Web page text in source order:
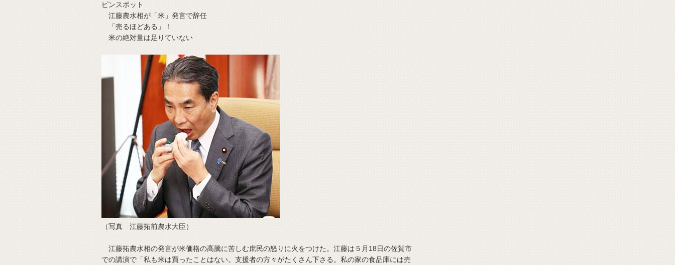
ピンスポット
江藤農水相が「米」発言で辞任
「売るほどある」！
米の絶対量は足りていない
（写真 江藤拓前農水大臣）
江藤拓農水相の発言が米価格の高騰に苦しむ庶民の怒りに火をつけた。江藤は５月18日の佐賀市
での講演で「私も米は買ったことはない。支援者の方々がたくさん下さる。私の家の食品庫には売